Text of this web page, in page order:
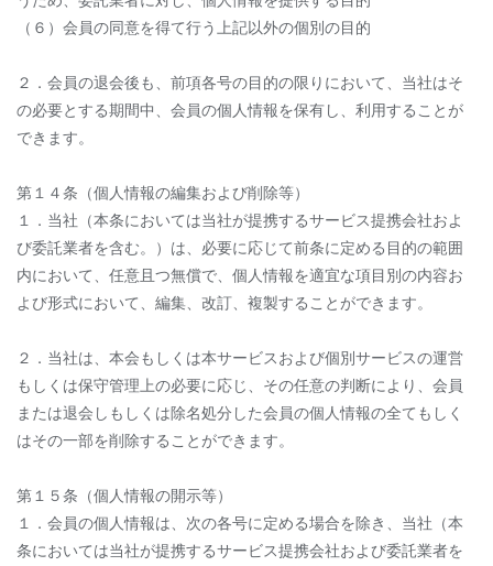
（６）会員の同意を得て行う上記以外の個別の目的
２．会員の退会後も、前項各号の目的の限りにおいて、当社はそ
の必要とする期間中、会員の個人情報を保有し、利用することが
できます。
第１４条（個人情報の編集および削除等）
１．当社（本条においては当社が提携するサービス提携会社およ
び委託業者を含む。）は、必要に応じて前条に定める目的の範囲
内において、任意且つ無償で、個人情報を適宜な項目別の内容お
よび形式において、編集、改訂、複製することができます。
２．当社は、本会もしくは本サービスおよび個別サービスの運営
もしくは保守管理上の必要に応じ、その任意の判断により、会員
または退会しもしくは除名処分した会員の個人情報の全てもしく
はその一部を削除することができます。
第１５条（個人情報の開示等）
１．会員の個人情報は、次の各号に定める場合を除き、当社（本
条においては当社が提携するサービス提携会社および委託業者を